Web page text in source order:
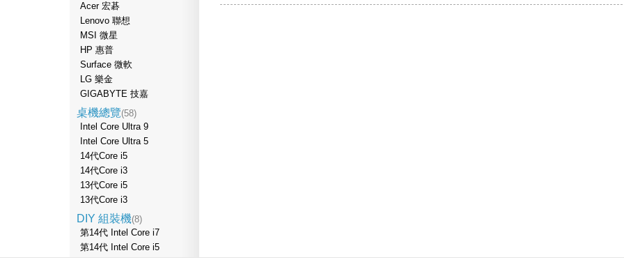
Acer 宏碁
Lenovo 聯想
MSI 微星
HP 惠普
Surface 微軟
LG 樂金
GIGABYTE 技嘉
桌機總覽(58)
Intel Core Ultra 9
Intel Core Ultra 5
14代Core i5
14代Core i3
13代Core i5
13代Core i3
DIY 組裝機(8)
第14代 Intel Core i7
第14代 Intel Core i5